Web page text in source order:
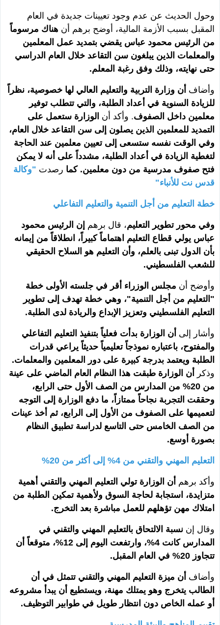
وحول الحديث عن عدم وجود تعيينات جديدة في العام
المقبل بسبب الأزمة المالية، أوضح برهم أن هناك مرسوماً
من الرئيس محمود عباس يقضي بتمديد عمل المعلمين
والمعلمات الذين يبلغون سن التقاعد خلال العام الدراسي
حتى نهايته، وذلك وفق رغبة المعلم.
وأضاف أن وزارة التربية والتعليم العالي لها خصوصية، نظراً
للزيادة السنوية في أعداد الطلبة، والتي تتطلب توفير
معلمين داخل الصفوف. وأكد أن الوزارة ستعمل على
التمديد للمعلمين الذين يصلون إلى سن التقاعد خلال العام،
وفي الوقت نفسه ستسعى إلى تعيين معلمين عند الحاجة
لتغطية الزيادة في أعداد الطلبة، مشدداً على أنه لا يمكن
فتح صفوف مدرسية من دون معلمين. كما رصدت "وكالة
قدس نت للأنباء"
خطة التعليم من أجل التنمية والتعليم التفاعلي
وفي محور تطوير التعليم، قال برهم إن الرئيس محمود
عباس يولي قطاع التعليم اهتماماً كبيراً، انطلاقاً من إيمانه
بأن الدول تبنى بالعلم، وأن التعليم هو السلاح الحقيقي
للشعب الفلسطيني.
وأوضح أن مجلس الوزراء أقر في جلسته الأولى خطة
"التعليم من أجل التنمية"، وهي خطة تهدف إلى تطوير
التعليم الفلسطيني وتعزيز الإبداع والريادة لدى الطلبة.
وأشار إلى أن الوزارة بدأت فعلياً بتنفيذ التعليم التفاعلي
والمفتوح، باعتباره نموذجاً تعليمياً حديثاً يراعي قدرات
الطلبة ويعتمد بدرجة كبيرة على دور المعلمين والمعلمات.
وذكر
أن الوزارة طبقت هذا النظام العام الماضي على عينة
من 20% من المدارس من الصف الأول حتى الرابع،
وحققت التجربة نجاحاً ممتازاً، ما دفع الوزارة إلى التوجه
لتعميمها على الصفوف من الأول إلى الرابع، ثم أخذ عينات
من الصف الخامس حتى التاسع لدراسة تطبيق النظام
بصورة أوسع.
التعليم المهني والتقني من 4% إلى أكثر من 20%
وأكد برهم أن الوزارة تولي التعليم المهني والتقني أهمية
متزايدة، استجابة لحاجة السوق ولأهمية تمكين الطلبة من
امتلاك مهن تؤهلهم للعمل مباشرة بعد التخرج.
وقال إن نسبة الالتحاق بالتعليم المهني والتقني في
المدارس كانت 4%، وارتفعت اليوم إلى 12%، متوقعاً أن
تتجاوز 20% في العام المقبل.
وأضاف أن ميزة التعليم المهني والتقني تتمثل في أن
الطالب يتخرج وهو يمتلك مهنة، ويستطيع أن يبدأ مشروعه
أو عمله الخاص دون انتظار طويل في طوابير التوظيف.